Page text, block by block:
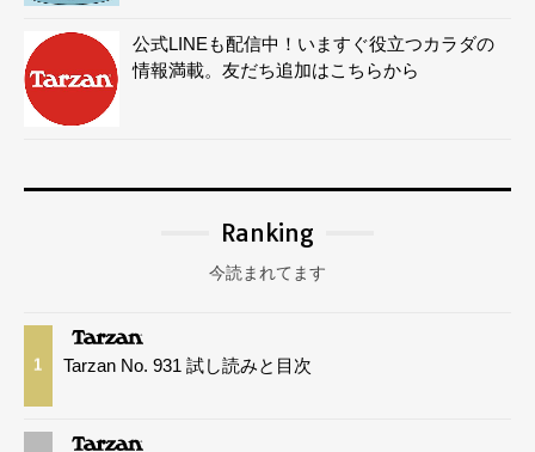
公式LINEも配信中！いますぐ役立つカラダの
情報満載。友だち追加はこちらから
Ranking
今読まれてます
1 Tarzan No. 931 試し読みと目次